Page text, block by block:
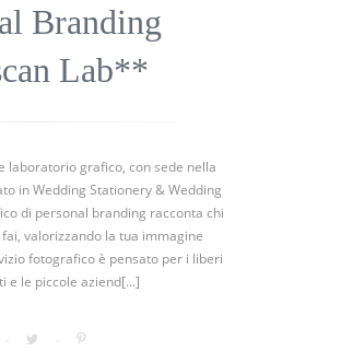
Branding
Lab**
laboratorio grafico, con sede nella
in Wedding Stationery & Wedding
di personal branding racconta chi
valorizzando la tua immagine
fotografico è pensato per i liberi
e le piccole aziend[...]